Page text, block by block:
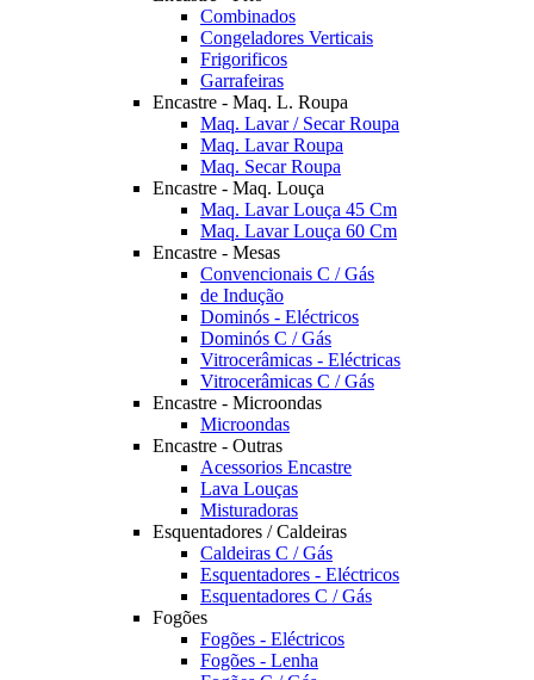
Combinados
Congeladores Verticais
Frigorificos
Garrafeiras
Encastre - Maq. L. Roupa
Maq. Lavar / Secar Roupa
Maq. Lavar Roupa
Maq. Secar Roupa
Encastre - Maq. Louça
Maq. Lavar Louça 45 Cm
Maq. Lavar Louça 60 Cm
Encastre - Mesas
Convencionais C / Gás
de Indução
Dominós - Eléctricos
Dominós C / Gás
Vitrocerâmicas - Eléctricas
Vitrocerâmicas C / Gás
Encastre - Microondas
Microondas
Encastre - Outras
Acessorios Encastre
Lava Louças
Misturadoras
Esquentadores / Caldeiras
Caldeiras C / Gás
Esquentadores - Eléctricos
Esquentadores C / Gás
Fogões
Fogões - Eléctricos
Fogões - Lenha